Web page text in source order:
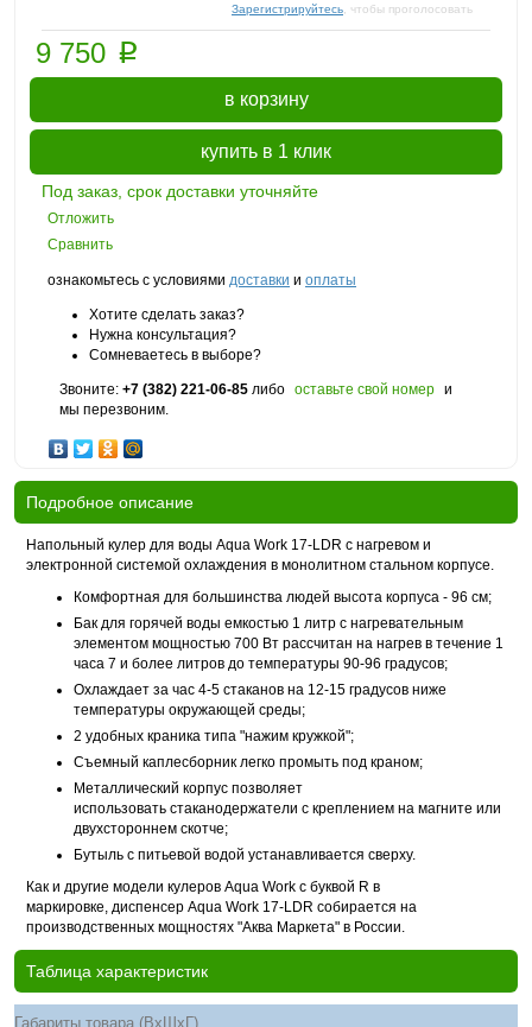
Зарегистрируйтесь , чтобы проголосовать
9 750 p
в корзину
купить в 1 клик
Под заказ, срок доставки уточняйте
Отложить
Сравнить
ознакомьтесь с условиями доставки и оплаты
Хотите сделать заказ?
Нужна консультация?
Сомневаетесь в выборе?
Звоните: +7 (382) 221-06-85 либо оставьте свой номер и
мы перезвоним.
Подробное описание
Напольный кулер для воды Aqua Work 17-LDR с нагревом и
электронной системой охлаждения в монолитном стальном корпусе.
Комфортная для большинства людей высота корпуса - 96 см;
Бак для горячей воды емкостью 1 литр с нагревательным
элементом мощностью 700 Вт рассчитан на нагрев в течение 1
часа 7 и более литров до температуры 90-96 градусов;
Охлаждает за час 4-5 стаканов на 12-15 градусов ниже
температуры окружающей среды;
2 удобных краника типа "нажим кружкой";
Съемный каплесборник легко промыть под краном;
Металлический корпус позволяет
использовать стаканодержатели с креплением на магните или
двухстороннем скотче;
Бутыль с питьевой водой устанавливается сверху.
Как и другие модели кулеров Aqua Work с буквой R в
маркировке, диспенсер Aqua Work 17-LDR собирается на
производственных мощностях "Аква Маркета" в России.
Таблица характеристик
Габариты товара (ВхШхГ)